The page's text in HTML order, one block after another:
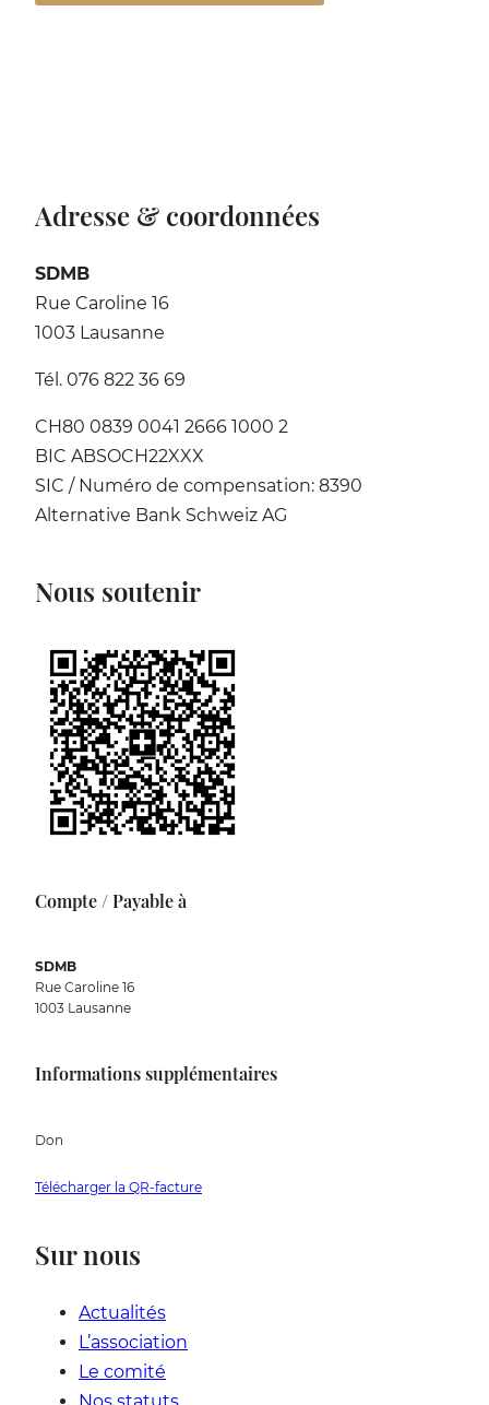
Adresse & coordonnées
SDMB
Rue Caroline 16
1003 Lausanne
Tél. 076 822 36 69
CH80 0839 0041 2666 1000 2
BIC ABSOCH22XXX
SIC / Numéro de compensation: 8390
Alternative Bank Schweiz AG
Nous soutenir
Compte / Payable à
SDMB
Rue Caroline 16
1003 Lausanne
Informations supplémentaires
Don
Télécharger la QR-facture
Sur nous
Actualités
L’association
Le comité